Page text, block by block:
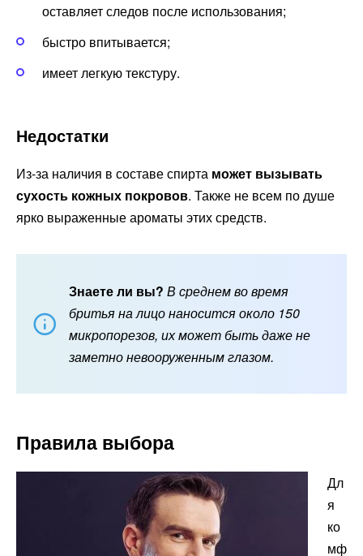
оставляет следов после использования;
быстро впитывается;
имеет легкую текстуру.
Недостатки
Из-за наличия в составе спирта может вызывать
сухость кожных покровов. Также не всем по душе
ярко выраженные ароматы этих средств.
Знаете ли вы? В среднем во время
бритья на лицо наносится около 150
микропорезов, их может быть даже не
заметно невооруженным глазом.
Правила выбора
Дл
я
ко
мф